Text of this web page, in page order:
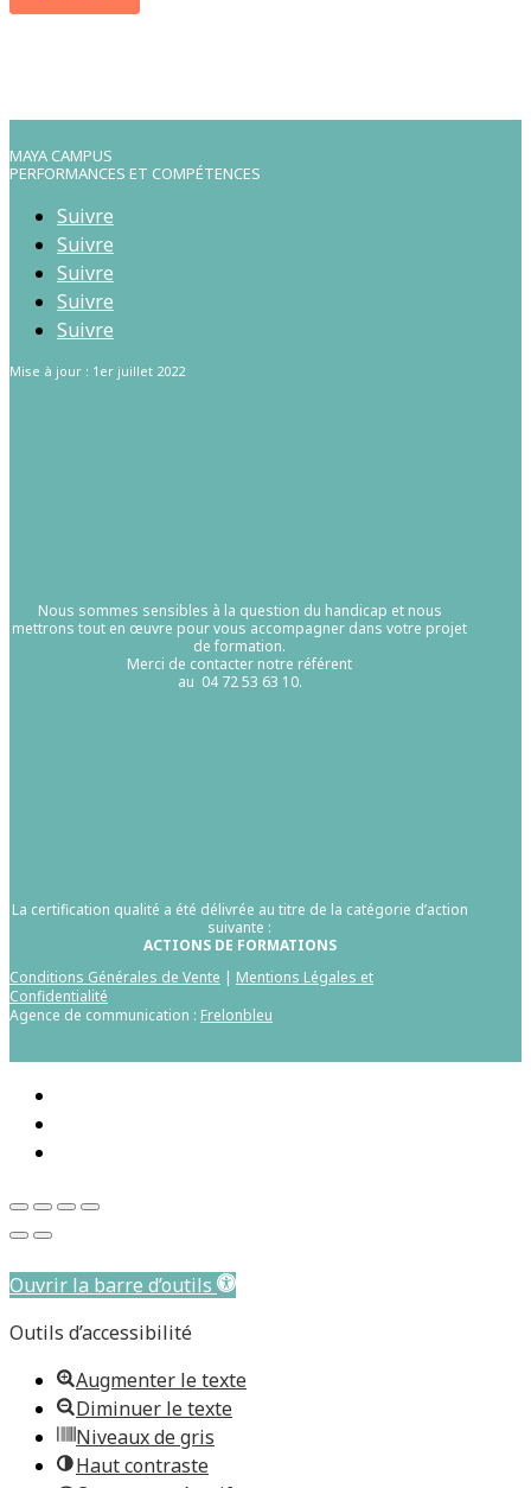
MAYA CAMPUS
PERFORMANCES ET COMPÉTENCES
Suivre
Suivre
Suivre
Suivre
Suivre
Mise à jour : 1er juillet 2022
Nous sommes sensibles à la question du handicap et nous
mettrons tout en œuvre pour vous accompagner dans votre projet
de formation.
Merci de contacter notre référent
au 04 72 53 63 10.
La certification qualité a été délivrée au titre de la catégorie d’action
suivante :
ACTIONS DE FORMATIONS
Conditions Générales de Vente | Mentions Légales et
Confidentialité
Agence de communication : Frelonbleu
Ouvrir la barre d’outils
Outils d’accessibilité
Augmenter le texte
Diminuer le texte
Niveaux de gris
Haut contraste